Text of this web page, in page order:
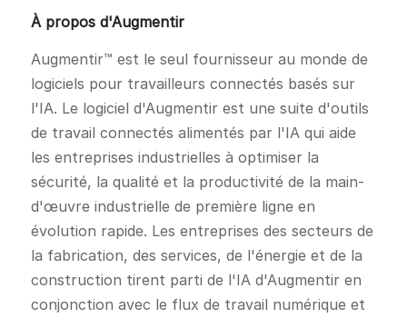
À propos d'Augmentir
Augmentir™ est le seul fournisseur au monde de
logiciels pour travailleurs connectés basés sur
l'IA. Le logiciel d'Augmentir est une suite d'outils
de travail connectés alimentés par l'IA qui aide
les entreprises industrielles à optimiser la
sécurité, la qualité et la productivité de la main-
d'œuvre industrielle de première ligne en
évolution rapide. Les entreprises des secteurs de
la fabrication, des services, de l'énergie et de la
construction tirent parti de l'IA d'Augmentir en
conjonction avec le flux de travail numérique et